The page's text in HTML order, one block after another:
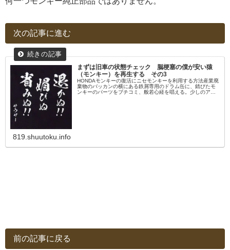
次の記事に進む
まずは旧車の状態チェック 脳梗塞の僕が安い猿
（モンキー）を再生する その3
HONDAモンキーの復活にニセモンキーを利用する方法産業廃
棄物のバッカンの横にある鉄屑専用のドラム缶に、錆びたモ
ンキーのパーツをブチコミ、般若心経を唱える。少しのアル
819.shuutoku.info
前の記事に戻る